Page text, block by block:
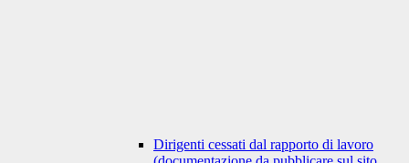
Dirigenti cessati dal rapporto di lavoro